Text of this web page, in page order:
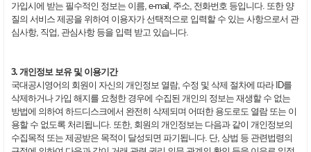
가입시에 받는 필수적인 정보는 이름, e-mail, 주소, 전화번호 등입니다. 또한 양
질의 서비스 제공을 위하여 이용자가 선택적으로 입력할 수 있는 사항으로서 관
심사항, 직업, 관심사항 등을 입력 받고 있습니다.
3. 개인정보 보유 및 이용기간
국대공시영어의 회원이 자신의 개인정보 열람, 수정 및 삭제 절차에 따라 ID를
삭제하거나 가입 해지를 요청한 경우에 수집된 개인의 정보는 재생할 수 없는
방법에 의하여 하드디스크에서 완전히 삭제되며 어떠한 용도로도 열람 또는 이
용할 수 없도록 처리됩니다. 또한, 회원의 개인정보는 다음과 같이 개인정보의
수집목적 또는 제공받은 목적이 달성되면 파기됩니다. 단, 상법 등 관련법령의